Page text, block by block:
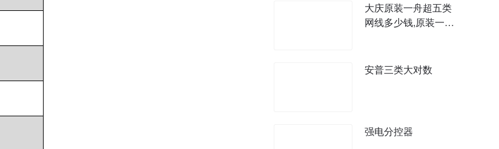
大庆原装一舟超五类
网线多少钱,原装一舟
安普三类大对数
强电分控器